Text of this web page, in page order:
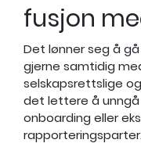
fusjon
Det lønner seg å
gjerne samtidig
selskapsrettslige
det lettere å unngå
onboarding eller
rapporteringsparter.